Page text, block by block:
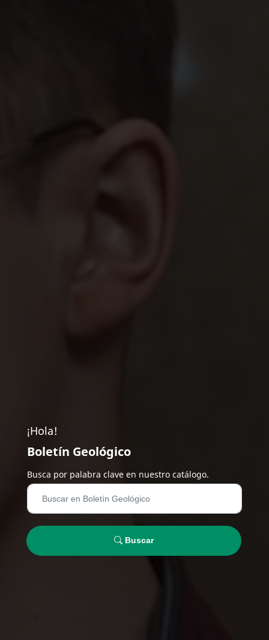
¡Hola!
Boletín Geológico
Busca por palabra clave en nuestro catálogo.
Buscar